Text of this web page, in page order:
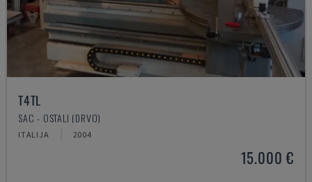
T4TL
SAC - OSTALI (DRVO)
ITALIJA 2004
15.000 €